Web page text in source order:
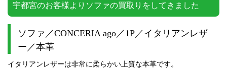
宇都宮のお客様よりソファの買取りをしてきました
ソファ／CONCERIA ago／1P／イタリアンレザ
ー／本革
イタリアンレザーは非常に柔らかい上質な本革です。